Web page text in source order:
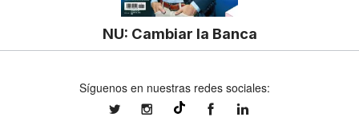
NU: Cambiar la Banca
Síguenos en nuestras redes sociales:
expansionmxexpansionmx ExpansionMex